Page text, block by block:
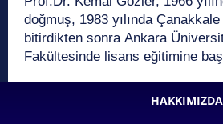
doğmuş, 1983 yılında
bitirdikten sonra Ankara
Fakültesinde lisans eğitimine
HAKKIMIZDA